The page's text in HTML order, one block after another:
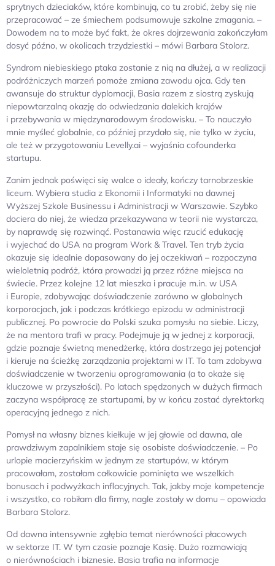
sprytnych dzieciaków, które kombinują, co tu zrobić, żeby się nie
przepracować – ze śmiechem podsumowuje szkolne zmagania. –
Dowodem na to może być fakt, że okres dojrzewania zakończyłam
dosyć późno, w okolicach trzydziestki – mówi Barbara Stolorz.
Syndrom niebieskiego ptaka zostanie z nią na dłużej, a w realizacji
podróżniczych marzeń pomoże zmiana zawodu ojca. Gdy ten
awansuje do struktur dyplomacji, Basia razem z siostrą zyskują
niepowtarzalną okazję do odwiedzania dalekich krajów
i przebywania w międzynarodowym środowisku. – To nauczyło
mnie myśleć globalnie, co później przydało się, nie tylko w życiu,
ale też w przygotowaniu Levelly.ai – wyjaśnia cofounderka
startupu.
Zanim jednak poświęci się walce o ideały, kończy tarnobrzeskie
liceum. Wybiera studia z Ekonomii i Informatyki na dawnej
Wyższej Szkole Businessu i Administracji w Warszawie. Szybko
dociera do niej, że wiedza przekazywana w teorii nie wystarcza,
by naprawdę się rozwinąć. Postanawia więc rzucić edukację
i wyjechać do USA na program Work & Travel. Ten tryb życia
okazuje się idealnie dopasowany do jej oczekiwań – rozpoczyna
wieloletnią podróż, która prowadzi ją przez różne miejsca na
świecie. Przez kolejne 12 lat mieszka i pracuje m.in. w USA
i Europie, zdobywając doświadczenie zarówno w globalnych
korporacjach, jak i podczas krótkiego epizodu w administracji
publicznej. Po powrocie do Polski szuka pomysłu na siebie. Liczy,
że na mentora trafi w pracy. Podejmuje ją w jednej z korporacji,
gdzie poznaje świetną menedżerkę, która dostrzega jej potencjał
i kieruje na ścieżkę zarządzania projektami w IT. To tam zdobywa
doświadczenie w tworzeniu oprogramowania (a to okaże się
kluczowe w przyszłości). Po latach spędzonych w dużych firmach
zaczyna współpracę ze startupami, by w końcu zostać dyrektorką
operacyjną jednego z nich.
Pomysł na własny biznes kiełkuje w jej głowie od dawna, ale
prawdziwym zapalnikiem staje się osobiste doświadczenie. – Po
urlopie macierzyńskim w jednym ze startupów, w którym
pracowałam, zostałam całkowicie pominięta we wszelkich
bonusach i podwyżkach inflacyjnych. Tak, jakby moje kompetencje
i wszystko, co robiłam dla firmy, nagle zostały w domu – opowiada
Barbara Stolorz.
Od dawna intensywnie zgłębia temat nierówności płacowych
w sektorze IT. W tym czasie poznaje Kasię. Dużo rozmawiają
o nierównościach i biznesie. Basia trafia na informacje